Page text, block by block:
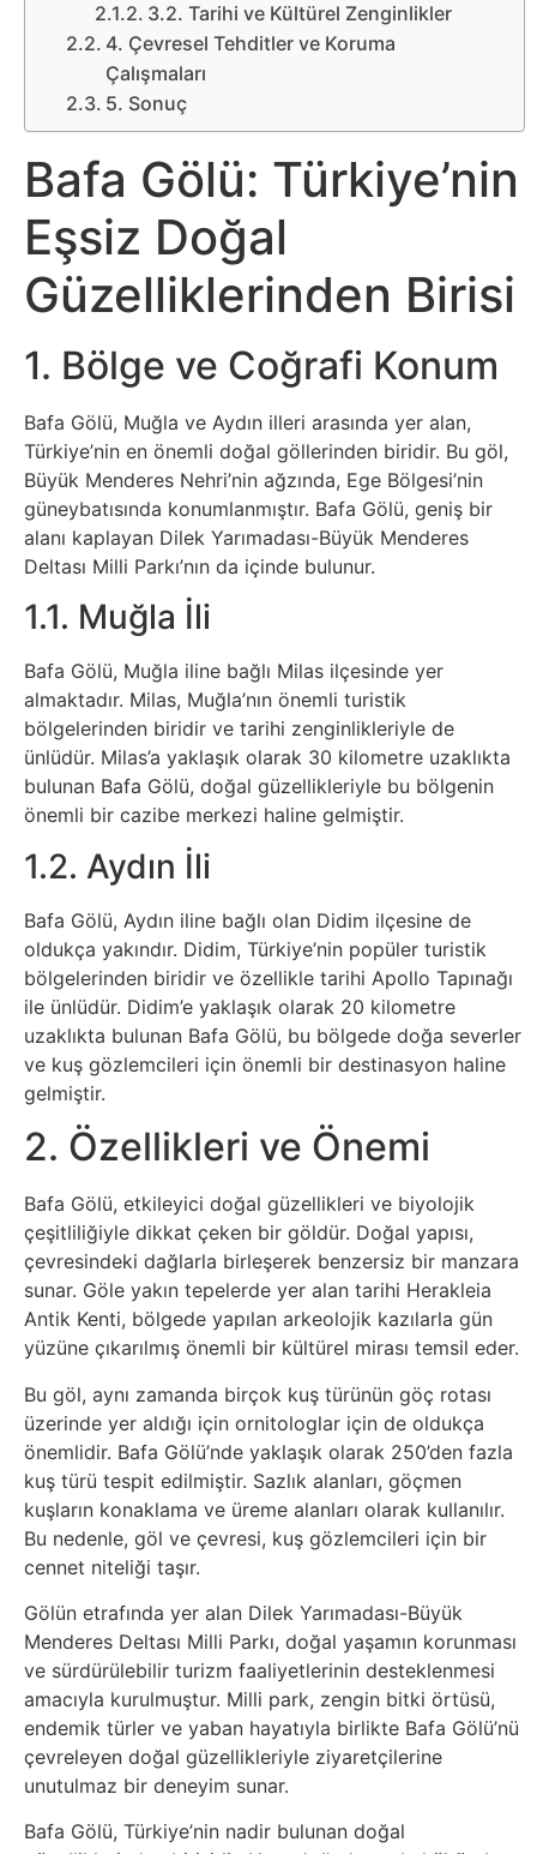
Bitkiler
Çizgi
Film
Diğer
Sosyal
Medyalar
Din
Dokümanlar
Domain
Download
E-
Eğitim
Elektronik
Cihazlar
Facebook
Felsefe
Finans
Genel
Gezi
Gizem
Grafik
&
Tasarım
Güvenlik
Haber
Hayvanlar
Hobi
Hosting
Hukuk
İnstagram
3.2. Tarihi ve Kültürel Zenginlikler
4. Çevresel Tehditler ve Koruma
Çalışmaları
5. Sonuç
Bafa Gölü: Türkiye’nin
Eşsiz Doğal
Güzelliklerinden Birisi
1. Bölge ve Coğrafi Konum
Bafa Gölü, Muğla ve Aydın illeri arasında yer alan,
Türkiye’nin en önemli doğal göllerinden biridir. Bu göl,
Büyük Menderes Nehri’nin ağzında, Ege Bölgesi’nin
güneybatısında konumlanmıştır. Bafa Gölü, geniş bir
alanı kaplayan Dilek Yarımadası-Büyük Menderes
Deltası Milli Parkı’nın da içinde bulunur.
1.1. Muğla İli
Bafa Gölü, Muğla iline bağlı Milas ilçesinde yer
almaktadır. Milas, Muğla’nın önemli turistik
bölgelerinden biridir ve tarihi zenginlikleriyle de
ünlüdür. Milas’a yaklaşık olarak 30 kilometre uzaklıkta
bulunan Bafa Gölü, doğal güzellikleriyle bu bölgenin
önemli bir cazibe merkezi haline gelmiştir.
1.2. Aydın İli
Bafa Gölü, Aydın iline bağlı olan Didim ilçesine de
oldukça yakındır. Didim, Türkiye’nin popüler turistik
bölgelerinden biridir ve özellikle tarihi Apollo Tapınağı
ile ünlüdür. Didim’e yaklaşık olarak 20 kilometre
uzaklıkta bulunan Bafa Gölü, bu bölgede doğa severler
ve kuş gözlemcileri için önemli bir destinasyon haline
gelmiştir.
2. Özellikleri ve Önemi
Bafa Gölü, etkileyici doğal güzellikleri ve biyolojik
çeşitliliğiyle dikkat çeken bir göldür. Doğal yapısı,
çevresindeki dağlarla birleşerek benzersiz bir manzara
sunar. Göle yakın tepelerde yer alan tarihi Herakleia
Antik Kenti, bölgede yapılan arkeolojik kazılarla gün
yüzüne çıkarılmış önemli bir kültürel mirası temsil eder.
Bu göl, aynı zamanda birçok kuş türünün göç rotası
üzerinde yer aldığı için ornitologlar için de oldukça
önemlidir. Bafa Gölü’nde yaklaşık olarak 250’den fazla
kuş türü tespit edilmiştir. Sazlık alanları, göçmen
kuşların konaklama ve üreme alanları olarak kullanılır.
Bu nedenle, göl ve çevresi, kuş gözlemcileri için bir
cennet niteliği taşır.
Gölün etrafında yer alan Dilek Yarımadası-Büyük
Menderes Deltası Milli Parkı, doğal yaşamın korunması
ve sürdürülebilir turizm faaliyetlerinin desteklenmesi
amacıyla kurulmuştur. Milli park, zengin bitki örtüsü,
endemik türler ve yaban hayatıyla birlikte Bafa Gölü’nü
çevreleyen doğal güzellikleriyle ziyaretçilerine
unutulmaz bir deneyim sunar.
Bafa Gölü, Türkiye’nin nadir bulunan doğal